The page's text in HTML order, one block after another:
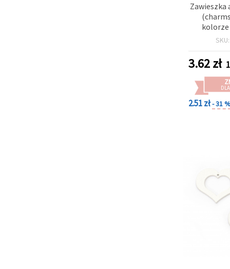
Zawieszka
17x16x1
biżuterii
SKU:
3.62zł
2.51 zł- 31